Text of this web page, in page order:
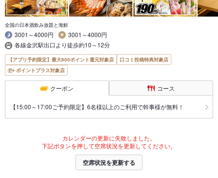
全国の日本酒飲み放題と海鮮
3001～4000円
3001～4000円
各線金沢駅出口より徒歩約10～12分
【アプリ予約限定】最大800ポイント還元対象店
口コミ投稿特典対象店
ポイントプラス対象店
クーポン コース
【15:00～17:00ご予約限定】6名様以上のご利用で幹事様が無料！
カレンダーの更新に失敗しました。
下記ボタンを押して空席状況を更新してください。
空席状況を更新する